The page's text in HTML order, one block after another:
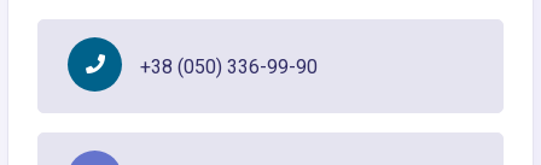
+38 (050) 336-99-90